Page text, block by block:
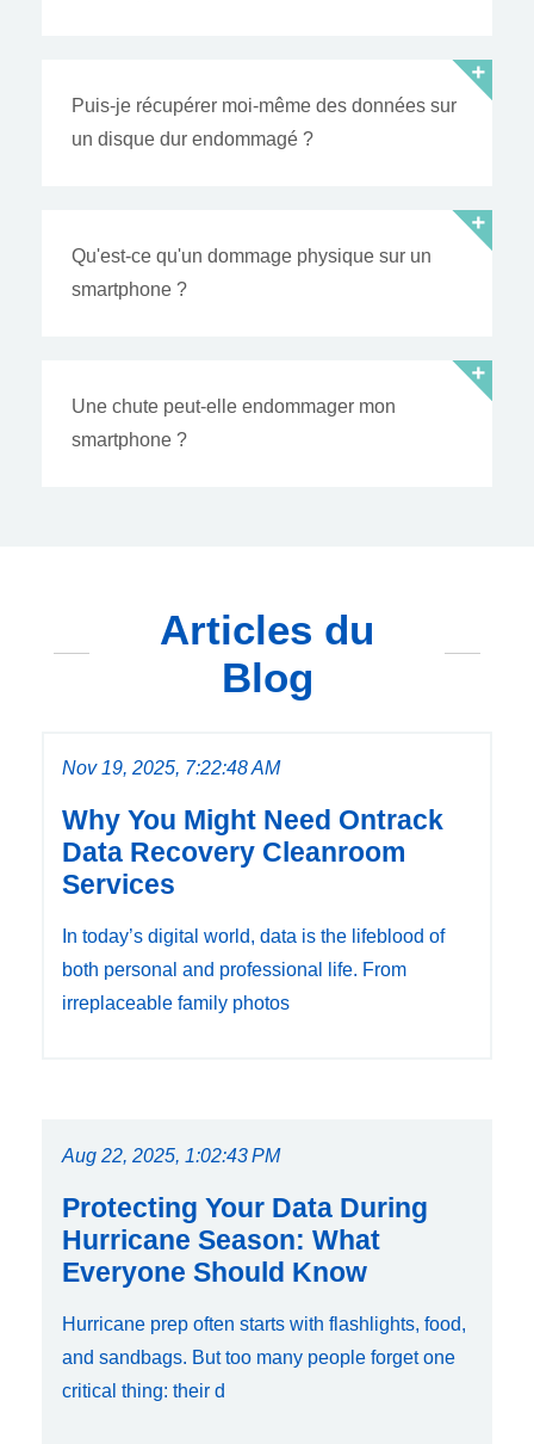
Puis-je récupérer moi-même des données sur
un disque dur endommagé ?
Qu'est-ce qu'un dommage physique sur un
smartphone ?
Une chute peut-elle endommager mon
smartphone ?
Articles du
Blog
Nov 19, 2025, 7:22:48 AM
Why You Might Need Ontrack
Data Recovery Cleanroom
Services
In today’s digital world, data is the lifeblood of
both personal and professional life. From
irreplaceable family photos
Aug 22, 2025, 1:02:43 PM
Protecting Your Data During
Hurricane Season: What
Everyone Should Know
Hurricane prep often starts with flashlights, food,
and sandbags. But too many people forget one
critical thing: their d